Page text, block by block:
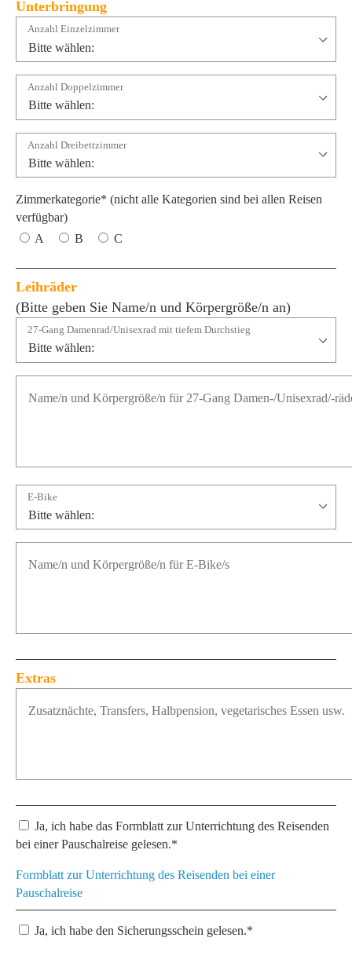
Unterbringung
Anzahl Einzelzimmer
Anzahl Doppelzimmer
Anzahl Dreibettzimmer
Zimmerkategorie* (nicht alle Kategorien sind bei allen Reisen
verfügbar)
A
B C
Leihräder
(Bitte geben Sie Name/n und Körpergröße/n an)
27-Gang Damenrad/Unisexrad mit tiefem Durchstieg
E-Bike
Extras
Ja, ich habe das Formblatt zur Unterrichtung des Reisenden
bei einer Pauschalreise gelesen.*
Formblatt zur Unterrichtung des Reisenden bei einer
Pauschalreise
Ja, ich habe den Sicherungsschein gelesen.*